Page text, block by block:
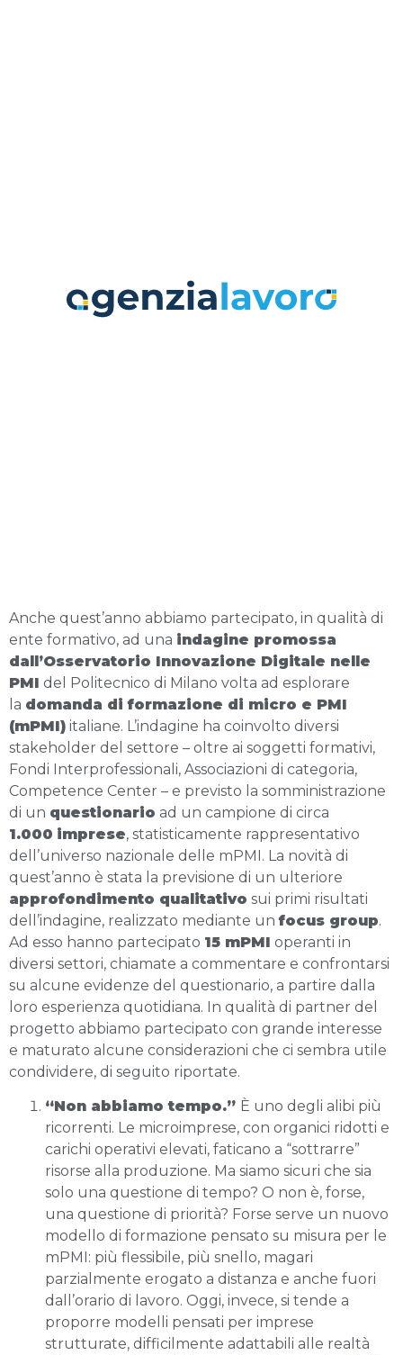
Anche quest’anno abbiamo partecipato, in qualità di
ente formativo, ad una indagine promossa
dall’Osservatorio Innovazione Digitale nelle
PMI del Politecnico di Milano volta ad esplorare
la domanda di formazione di micro e PMI
(mPMI) italiane. L’indagine ha coinvolto diversi
stakeholder del settore – oltre ai soggetti formativi,
Fondi Interprofessionali, Associazioni di categoria,
Competence Center – e previsto la somministrazione
di un questionario ad un campione di circa
1.000 imprese, statisticamente rappresentativo
dell’universo nazionale delle mPMI. La novità di
quest’anno è stata la previsione di un ulteriore
approfondimento qualitativo sui primi risultati
dell’indagine, realizzato mediante unfocus group.
Ad esso hanno partecipato 15 mPMI operanti in
diversi settori, chiamate a commentare e confrontarsi
su alcune evidenze del questionario, a partire dalla
loro esperienza quotidiana. In qualità di partner del
progetto abbiamo partecipato con grande interesse
e maturato alcune considerazioni che ci sembra utile
condividere, di seguito riportate.
“Non abbiamo tempo.” È uno degli alibi più
ricorrenti. Le microimprese, con organici ridotti e
carichi operativi elevati, faticano a “sottrarre”
risorse alla produzione. Ma siamo sicuri che sia
solo una questione di tempo? O non è, forse,
una questione di priorità? Forse serve un nuovo
modello di formazione pensato su misura per le
mPMI: più flessibile, più snello, magari
parzialmente erogato a distanza e anche fuori
dall’orario di lavoro. Oggi, invece, si tende a
proporre modelli pensati per imprese
strutturate, difficilmente adattabili alle realtà